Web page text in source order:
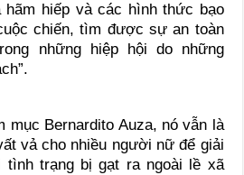
hãm hiếp và các hình thức bạo
chiến, tìm được sự an toàn
những hiệp hội do những
mục Bernardito Auza, nó vẫn là
vả cho nhiều người nữ để giải
tình trạng bị gạt ra ngoài lề xã